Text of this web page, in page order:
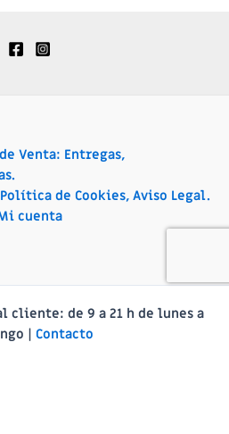
Venta: Entregas,
de Cookies, Aviso Legal.
cuenta
cliente: de 9 a 21 h de lunes a
| Contacto